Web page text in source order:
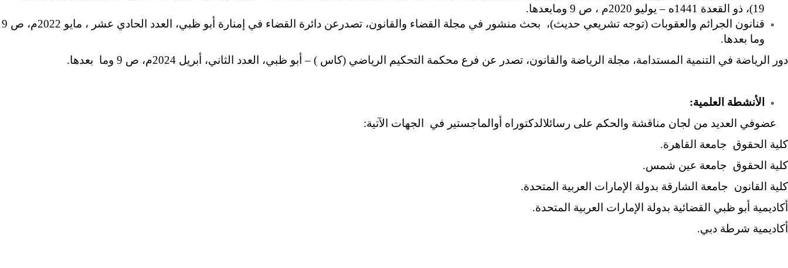
19)، ذو القعدة 1441ه – يوليو 2020م ، ص 9 ومابعدها.
قنانون الجرائم والعقوبات (توجه تشريعي حديث)، بحث منشور في مجلة القضاء والقانون، تصدرعن دائرة القضاء في إمنارة أبو ظبي، العدد الحادي عشر ، مايو 2022م، ص 9
وما بعدها.
دور الرياضة في التنمية المستدامة، مجلة الرياضة والقانون، تصدر عن فرع محكمة التحكيم الرياضي (كاس ) – أبو ظبي، العدد الثاني، أبريل 2024م، ص 9 وما بعدها.
الأنشطة العلمية:
عضوفي العديد من لجان مناقشة والحكم على رسائلالدكتوراه أوالماجستير في الجهات الآتية:
كلية الحقوق جامعة القاهرة.
كلية الحقوق جامعة عين شمس.
كلية القانون جامعة الشارقة بدولة الإمارات العربية المتحدة.
أكاديمية أبو ظبي القضائية بدولة الإمارات العربية المتحدة.
أكاديمية شرطة دبي.